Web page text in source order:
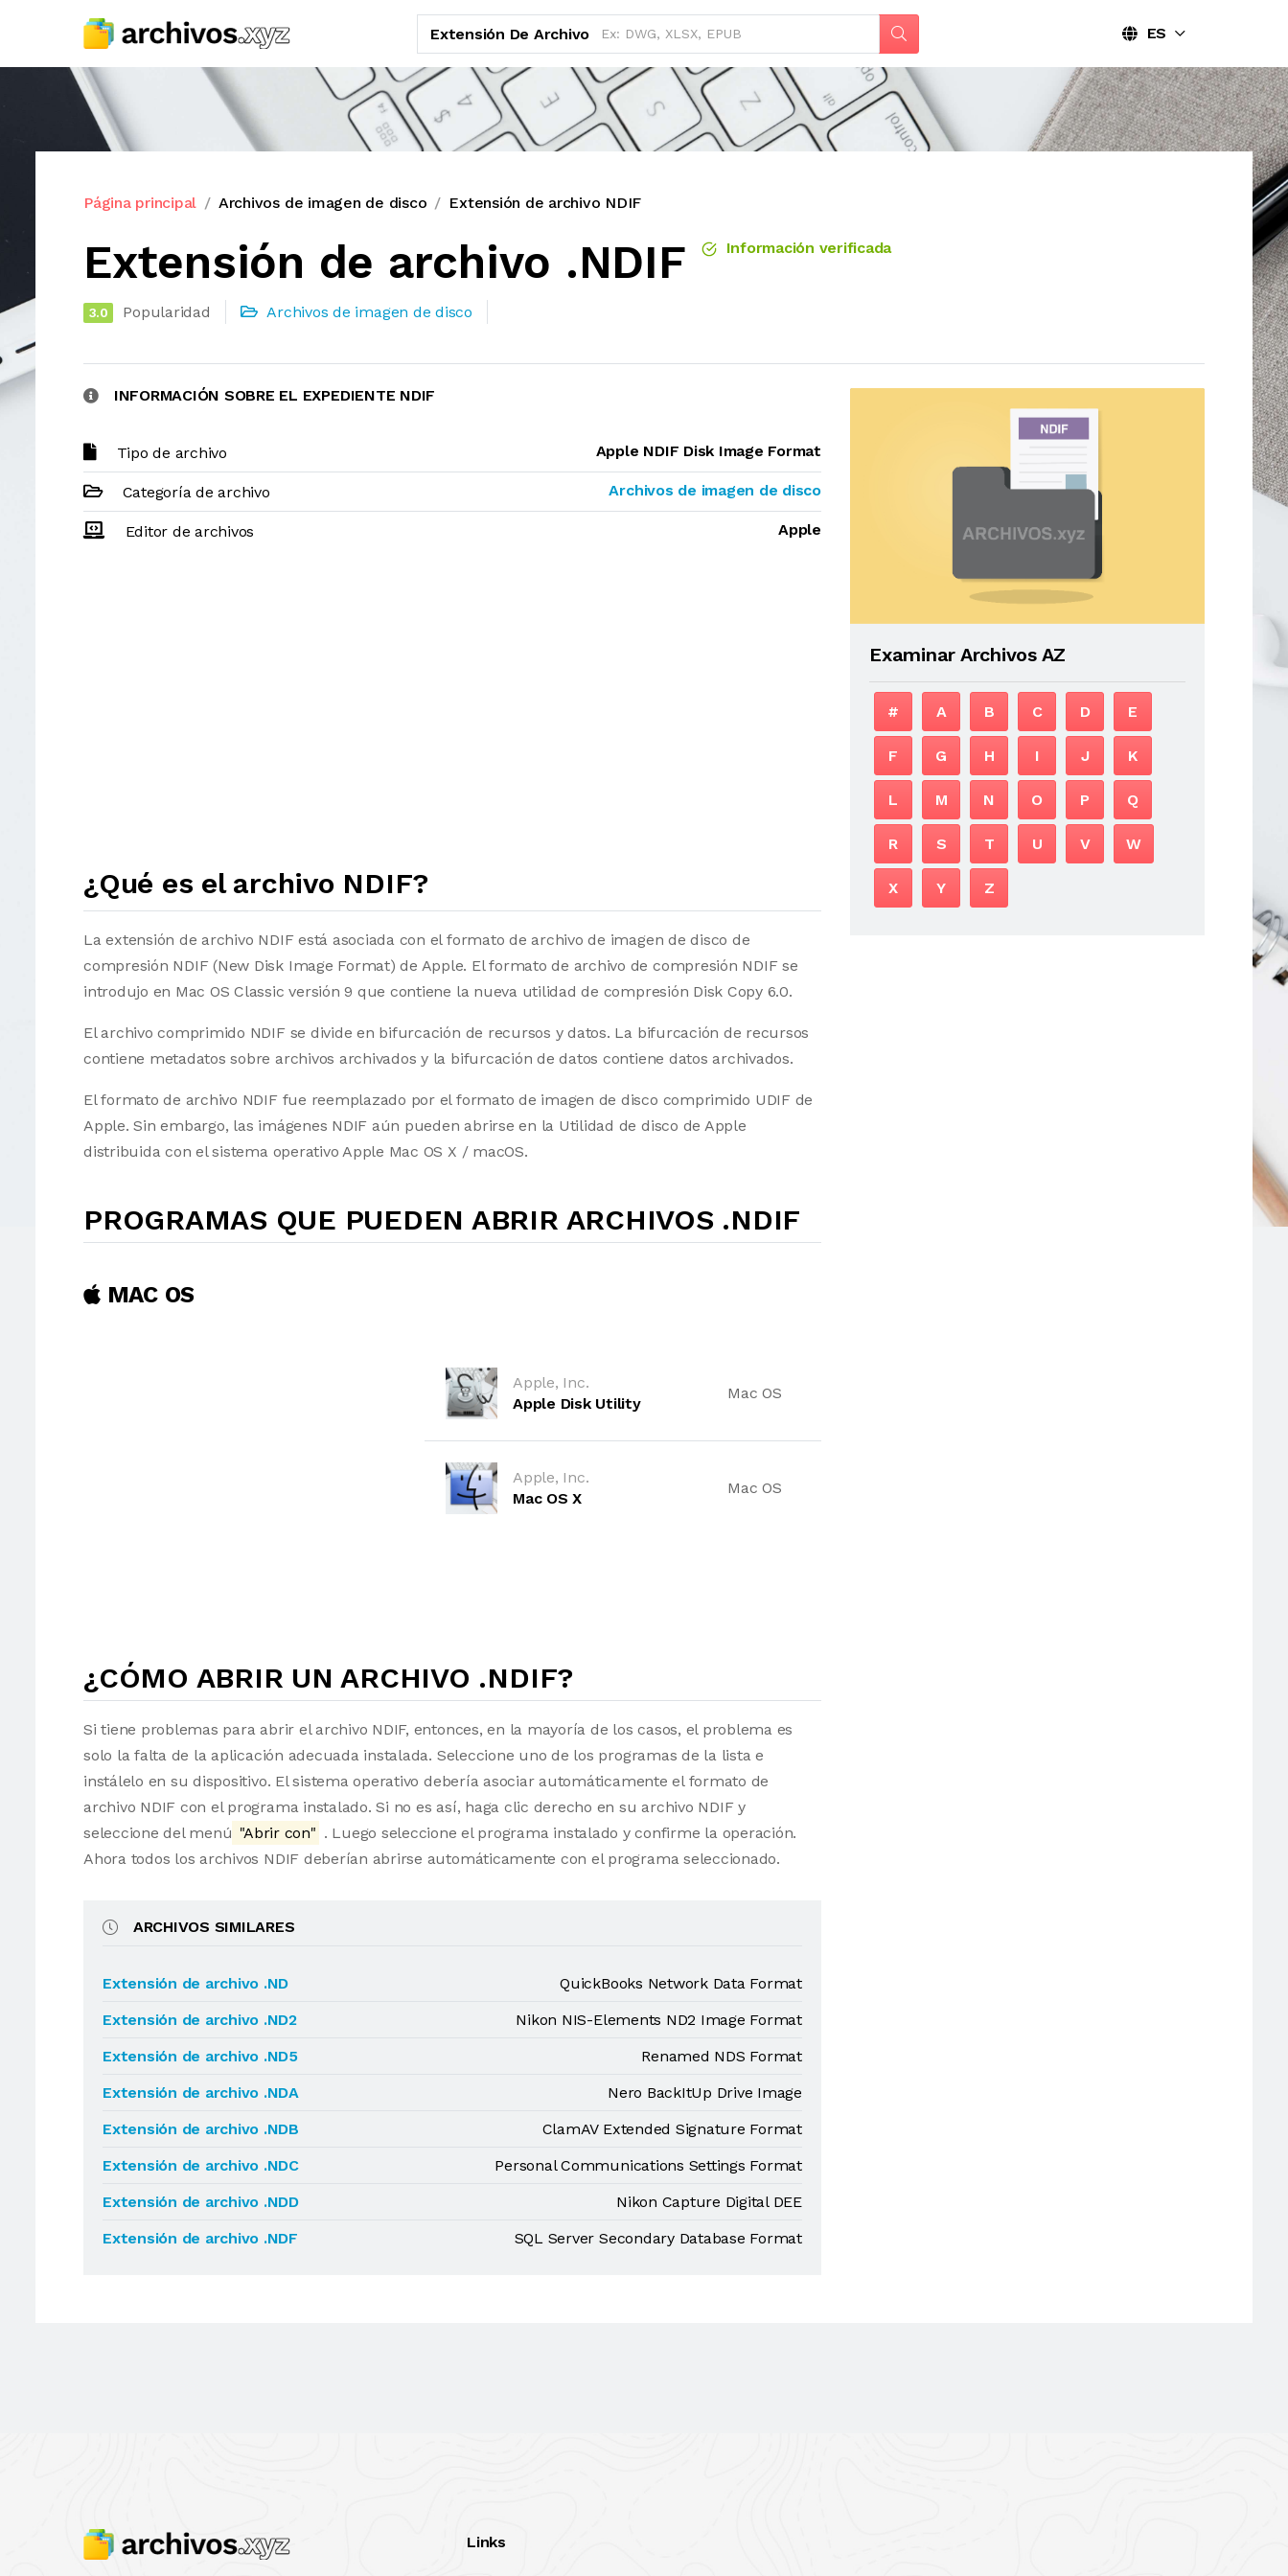
Extensión De Archivo ES
Página principal Archivos de imagen de disco Extensión de archivo NDIF
Extensión de archivo .NDIF Información verificada
3.0 Popularidad Archivos de imagen de disco
INFORMACIÓN SOBRE EL EXPEDIENTE NDIF
Tipo de archivo Apple NDIF Disk Image Format
Categoría de archivo Archivos de imagen de disco
Editor de archivos Apple
¿Qué es el archivo NDIF?
La extensión de archivo NDIF está asociada con el formato de archivo de imagen de disco de
compresión NDIF (New Disk Image Format) de Apple. El formato de archivo de compresión NDIF se
introdujo en Mac OS Classic versión 9 que contiene la nueva utilidad de compresión Disk Copy 6.0.
El archivo comprimido NDIF se divide en bifurcación de recursos y datos. La bifurcación de recursos
contiene metadatos sobre archivos archivados y la bifurcación de datos contiene datos archivados.
El formato de archivo NDIF fue reemplazado por el formato de imagen de disco comprimido UDIF de
Apple. Sin embargo, las imágenes NDIF aún pueden abrirse en la Utilidad de disco de Apple
distribuida con el sistema operativo Apple Mac OS X / macOS.
PROGRAMAS QUE PUEDEN ABRIR ARCHIVOS .NDIF
MAC OS
Apple, Inc.
Apple Disk Utility
Mac OS
Apple, Inc.
Mac OS X
Mac OS
¿CÓMO ABRIR UN ARCHIVO .NDIF?
Si tiene problemas para abrir el archivo NDIF, entonces, en la mayoría de los casos, el problema es
solo la falta de la aplicación adecuada instalada. Seleccione uno de los programas de la lista e
instálelo en su dispositivo. El sistema operativo debería asociar automáticamente el formato de
archivo NDIF con el programa instalado. Si no es así, haga clic derecho en su archivo NDIF y
seleccione del menú "Abrir con" . Luego seleccione el programa instalado y confirme la operación.
Ahora todos los archivos NDIF deberían abrirse automáticamente con el programa seleccionado.
ARCHIVOS SIMILARES
Extensión de archivo .ND
QuickBooks Network Data Format
Extensión de archivo .ND2
Nikon NIS-Elements ND2 Image Format
Extensión de archivo .ND5
Renamed NDS Format
Extensión de archivo .NDA
Nero BackItUp Drive Image
Extensión de archivo .NDB
ClamAV Extended Signature Format
Extensión de archivo .NDC
Personal Communications Settings Format
Extensión de archivo .NDD
Nikon Capture Digital DEE
Extensión de archivo .NDF
SQL Server Secondary Database Format
Examinar Archivos AZ
# A B C D E
F G H I J K
L M N O P Q
R S T U V W
X Y Z
Links